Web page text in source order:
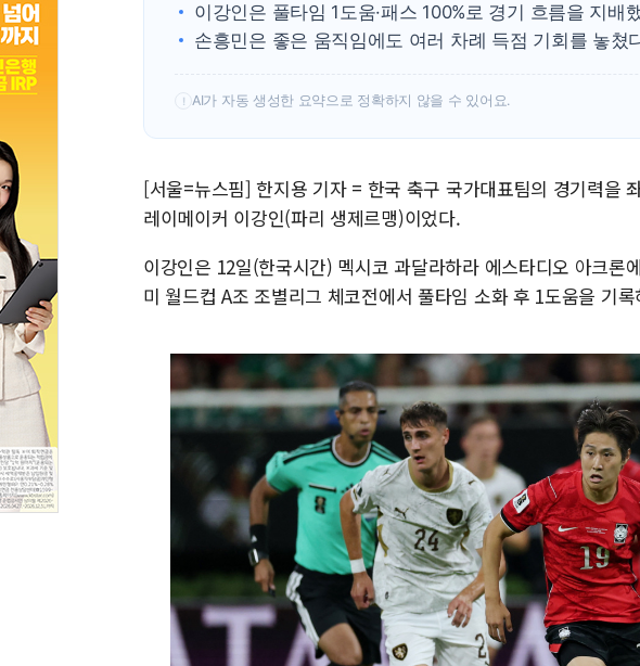
이강인은 풀타임 1도움·패스 100%로 경기 흐름을 지배
손흥민은 좋은 움직임에도 여러 차례 득점 기회를 놓쳤
! AI가 자동 생성한 요약으로 정확하지 않을 수 있어요.
[서울=뉴스핌] 한지용 기자 = 한국 축구 국가대표팀의 경기력을
레이메이커 이강인(파리 생제르맹)이었다.
이강인은 12일(한국시간) 멕시코 과달라하라 에스타디오 아크론
미 월드컵 A조 조별리그 체코전에서 풀타임 소화 후 1도움을 기